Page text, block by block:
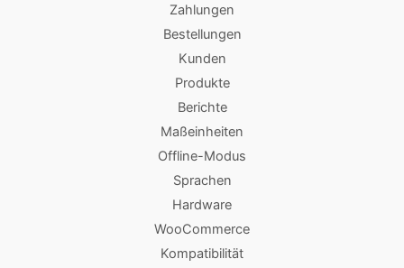
Zahlungen
Bestellungen
Kunden
Produkte
Berichte
Maßeinheiten
Offline-Modus
Sprachen
Hardware
WooCommerce
Kompatibilität